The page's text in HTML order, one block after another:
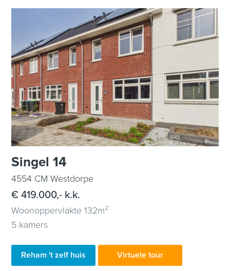
Singel 14
4554 CM Westdorpe
€ 419.000,- k.k.
Woonoppervlakte 132m²
5 kamers
Reham 't zelf huis Virtuele tour